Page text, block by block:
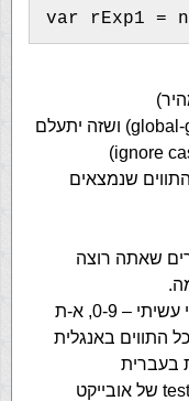
var rExp1 =
ה-gi אומר שזה יהיה על כל הטקסט (global-g) ושזה יתעלם
שנמצאים
שאתה רוצה
2. להכניס סדרות של תווים (כמו שאני עשיתי – 0-9, א-ת
התווים באנגלית
בעברית
לאחר מכן עשיתי בדיקה (ע"י השיטה test של אובייקט